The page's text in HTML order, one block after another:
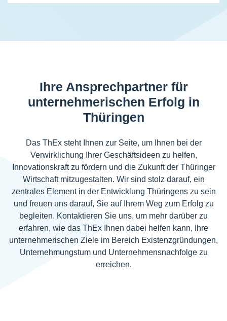
Ihre Ansprechpartner für
unternehmerischen Erfolg in
Thüringen
Das ThEx steht Ihnen zur Seite, um Ihnen bei der
Verwirklichung Ihrer Geschäftsideen zu helfen,
Innovationskraft zu fördern und die Zukunft der Thüringer
Wirtschaft mitzugestalten. Wir sind stolz darauf, ein
zentrales Element in der Entwicklung Thüringens zu sein
und freuen uns darauf, Sie auf Ihrem Weg zum Erfolg zu
begleiten. Kontaktieren Sie uns, um mehr darüber zu
erfahren, wie das ThEx Ihnen dabei helfen kann, Ihre
unternehmerischen Ziele im Bereich Existenzgründungen,
Unternehmungstum und Unternehmensnachfolge zu
erreichen.